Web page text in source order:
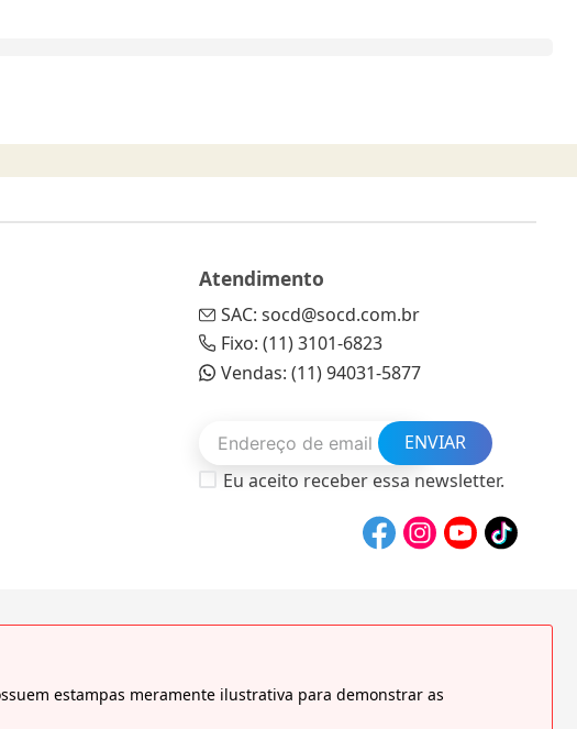
Atendimento
SAC: socd@socd.com.br
Fixo: (11) 3101-6823
Vendas: (11) 94031-5877
ENVIAR
Eu aceito receber essa newsletter.
estampas meramente ilustrativa para demonstrar as